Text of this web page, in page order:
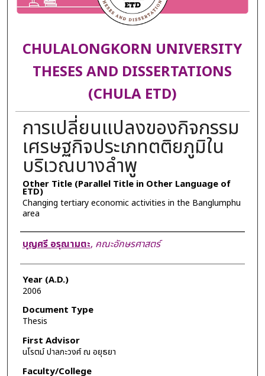
CHULALONGKORN UNIVERSITY
THESES AND DISSERTATIONS
(CHULA ETD)
การเปลี่ยนแปลงของกิจกรรม
เศรษฐกิจประเภทตติยภูมิใน
บริเวณบางลำพู
Other Title (Parallel Title in Other Language of
ETD)
Changing tertiary economic activities in the Banglumphu
area
Author
บุญศรี อรุณามตะ, คณะอักษรศาสตร์
Year (A.D.)
2006
Document Type
Thesis
First Advisor
นโรตม์ ปาลกะวงศ์ ณ อยุธยา
Faculty/College